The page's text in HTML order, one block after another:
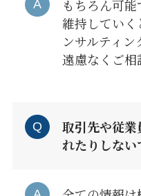
もちろん可
維持してい
ンサルティン
遠慮なくご相
取引先や従
れたりしない